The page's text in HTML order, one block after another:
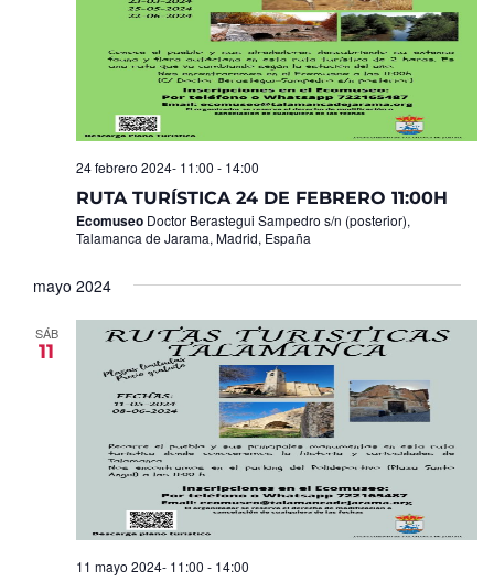
RUTA TURÍSTICA 24 DE FEBRERO 11:00H
24 febrero 2024- 11:00 - 14:00
Ecomuseo Doctor Berastegui Sampedro s/n (posterior),
Talamanca de Jarama, Madrid, España
mayo 2024
SÁB
11
11 mayo 2024- 11:00 - 14:00